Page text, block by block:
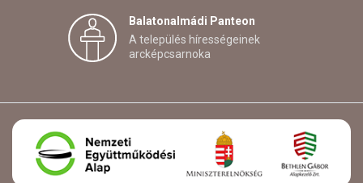
Balatonalmádi Panteon
A település hírességeinek
arcképcsarnoka